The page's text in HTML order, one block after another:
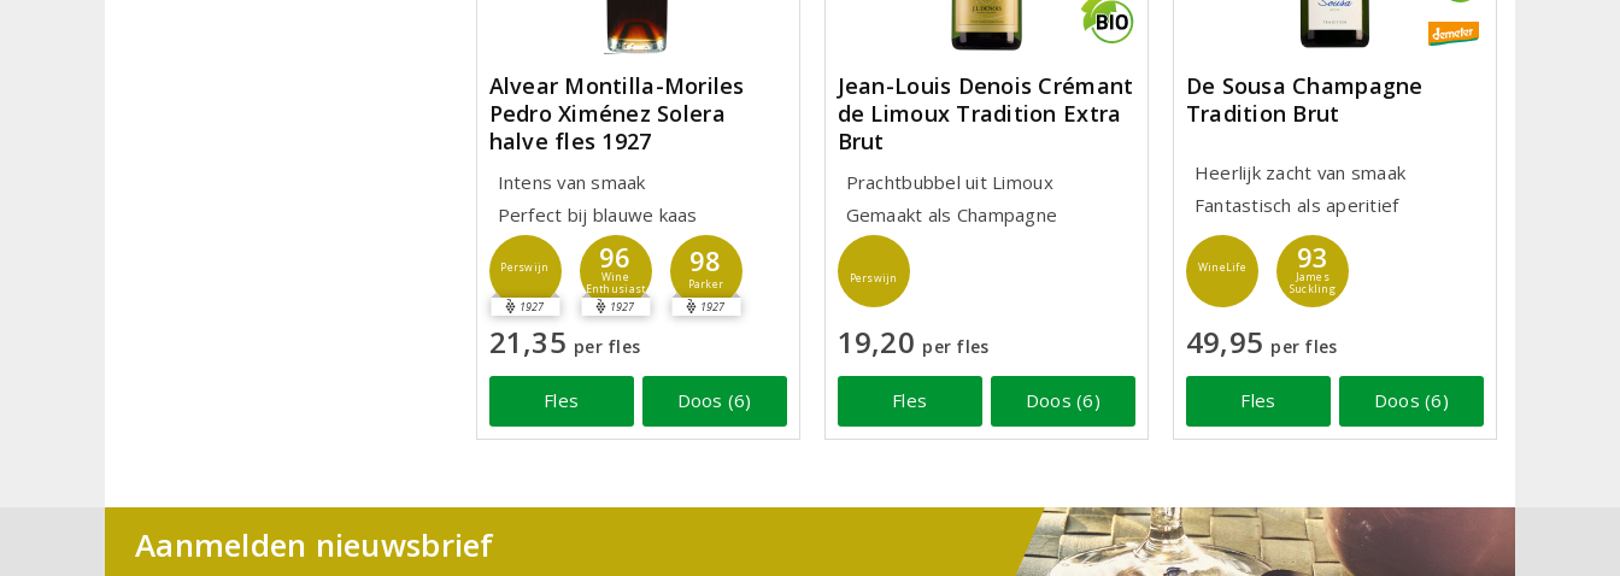
Alvear Montilla-Moriles
Pedro Ximénez Solera
halve fles 1927
Intens van smaak
Perfect bij blauwe kaas
Perswijn
1927
96
Wine
Enthusiast
1927
98
Parker
1927
21,35 per fles
Fles Doos (6)
Jean-Louis Denois Crémant
de Limoux Tradition Extra
Brut
Prachtbubbel uit Limoux
Gemaakt als Champagne
Perswijn
19,20 per fles
Fles Doos (6)
De Sousa Champagne
Tradition Brut
Heerlijk zacht van smaak
Fantastisch als aperitief
WineLife 93
James
Suckling
49,95 per fles
Fles Doos (6)
Aanmelden nieuwsbrief